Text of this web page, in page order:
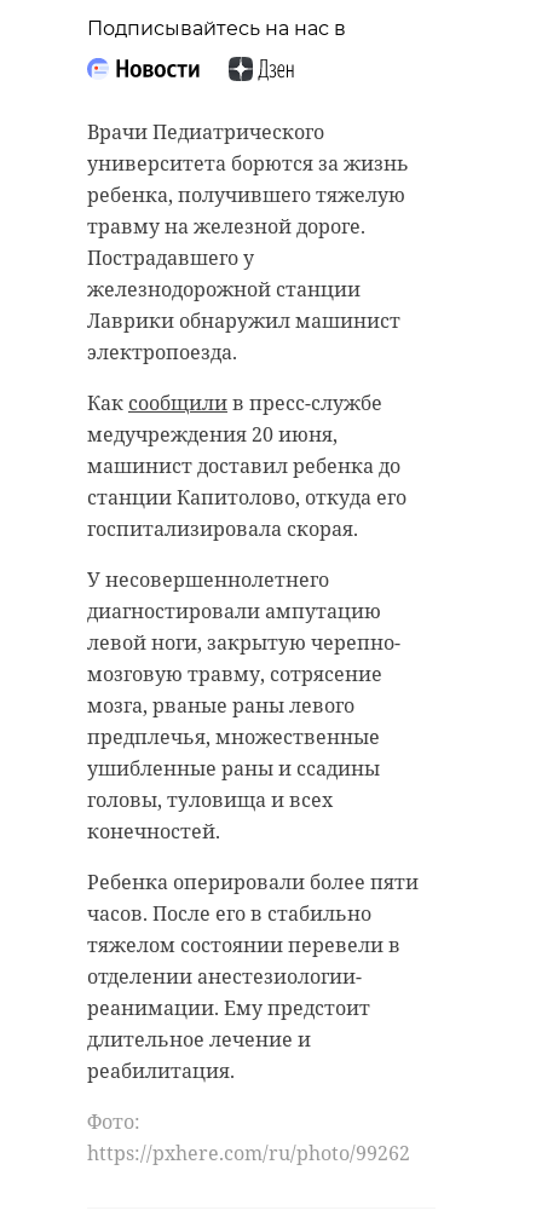
Подписывайтесь на нас в
Врачи Педиатрического
университета борются за жизнь
ребенка, получившего тяжелую
травму на железной дороге.
Пострадавшего у
железнодорожной станции
Лаврики обнаружил машинист
электропоезда.
Как сообщилив пресс-службе
медучреждения 20 июня,
машинист доставил ребенка до
станции Капитолово, откуда его
госпитализировала скорая.
У несовершеннолетнего
диагностировали ампутацию
левой ноги, закрытую черепно-
мозговую травму, сотрясение
мозга, рваные раны левого
предплечья, множественные
ушибленные раны и ссадины
головы, туловища и всех
конечностей.
Ребенка оперировали более пяти
часов. После его в стабильно
тяжелом состоянии перевели в
отделении анестезиологии-
реанимации. Ему предстоит
длительное лечение и
реабилитация.
Фото:
https://pxhere.com/ru/photo/99262